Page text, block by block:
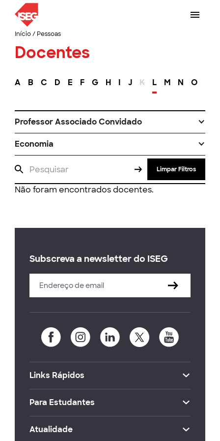
Início/ Pessoas
Docentes
A B C D E F G H I J K L M N O
Professor Associado Convidado
Economia
Limpar Filtros
Não foram encontrados docentes.
Subscreva a newsletter do ISEG
Links Rápidos
Para Estudantes
Atualidade